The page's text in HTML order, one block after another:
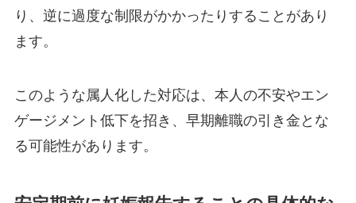
り、逆に過度な制限がかかったりすることがあり
ます。
このような属人化した対応は、本人の不安やエン
ゲージメント低下を招き、早期離職の引き金とな
る可能性があります。